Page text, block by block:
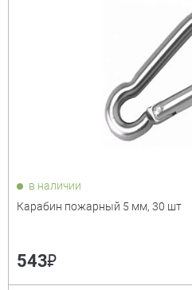
в наличии
Карабин пожарный 5 мм, 30 шт
543₽